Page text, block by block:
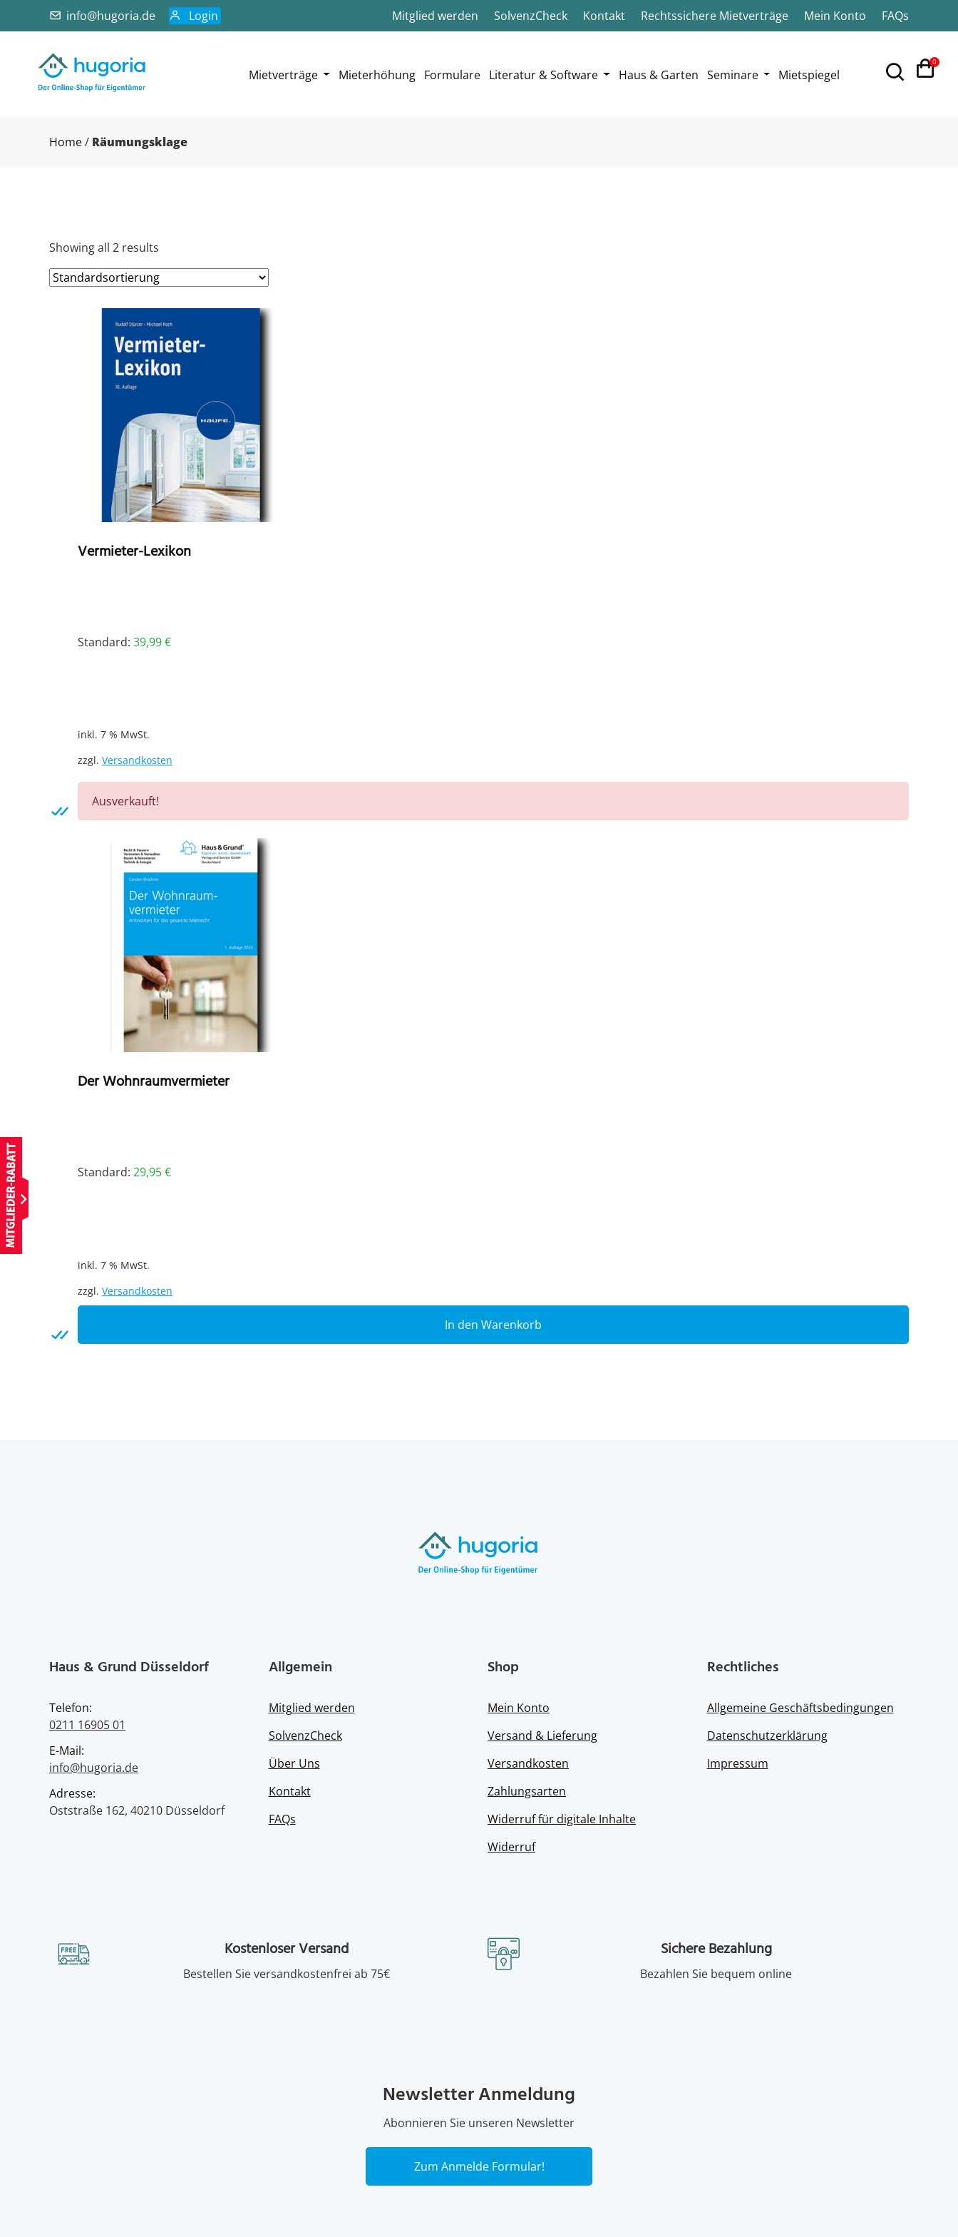
info@hugoria.de Login Mitglied werden SolvenzCheck Kontakt Rechtssichere Mietverträge Mein Konto FAQs
Mietverträge Mieterhöhung Formulare Literatur & Software Haus & Garten Seminare Mietspiegel
0
Home/ Räumungsklage
Showing all 2 results
Vermieter-Lexikon
Standard: 39,99€
inkl. 7 % MwSt.
zzgl. Versandkosten
Ausverkauft!
Der Wohnraumvermieter
Standard: 29,95€
inkl. 7 % MwSt.
zzgl. Versandkosten
In den Warenkorb
Haus & Grund Düsseldorf
Telefon:
0211 16905 01
E-Mail:
info@hugoria.de
Adresse:
Oststraße 162, 40210 Düsseldorf
Allgemein
Mitglied werden
SolvenzCheck
Über Uns
Kontakt
FAQs
Shop
Mein Konto
Versand & Lieferung
Versandkosten
Zahlungsarten
Widerruf für digitale Inhalte
Widerruf
Rechtliches
Allgemeine Geschäftsbedingungen
Datenschutzerklärung
Impressum
Kostenloser Versand
Bestellen Sie versandkostenfrei ab 75€
Sichere Bezahlung
Bezahlen Sie bequem online
Newsletter Anmeldung
Abonnieren Sie unseren Newsletter
Zum Anmelde Formular!